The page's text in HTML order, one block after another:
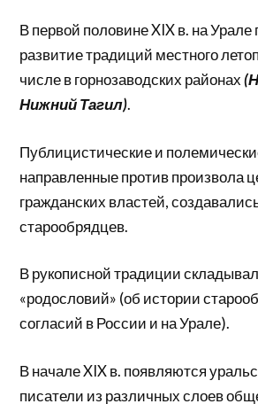
В первой половине XIX в. на
развитие традиций местного
числе в горнозаводских районах
Нижний Тагил).
Публицистические и
направленные против произвола
гражданских властей,
старообрядцев.
В рукописной традиции
«родословий» (об истории
согласий в России и на Урале).
В начале XIX в. появляются
писатели из различных слоев